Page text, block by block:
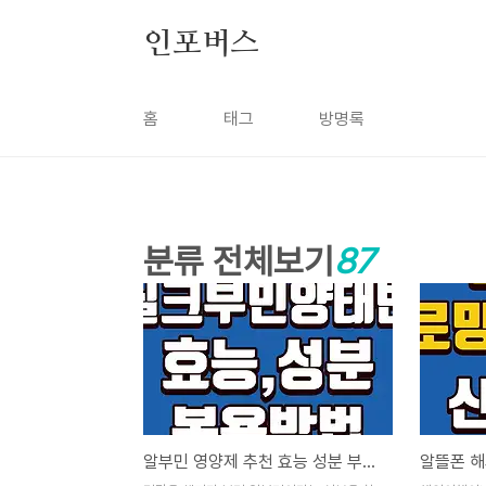
인포버스
홈 태그 방명록
분류 전체보기 87
알부민 영양제 추천 효능 성분 부작용 복용시간 실크알부민 양태반